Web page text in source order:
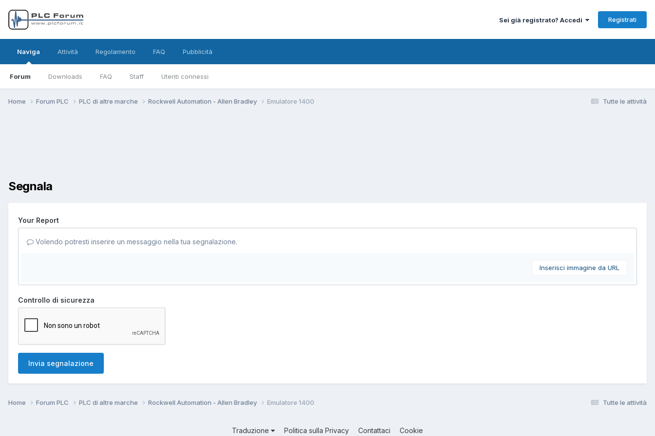
Sei già registrato? Accedi Registrati
Naviga
Forum Downloads FAQ Staff Utenti connessi
Attività Regolamento FAQ Pubblicità
Tutte le attività
Home Forum PLC PLC di altre marche Rockwell Automation - Allen Bradley Emulatore 1400
Segnala
Your Report
Volendo potresti inserire un messaggio nella tua segnalazione.
Inserisci immagine da URL
Controllo di sicurezza
Invia segnalazione
Tutte le attività
Home Forum PLC PLC di altre marche Rockwell Automation - Allen Bradley Emulatore 1400
Traduzione Politica sulla Privacy Contattaci Cookie